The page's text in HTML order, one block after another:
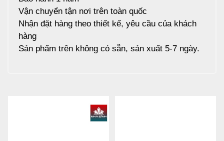
Vận chuyển tận nơi trên toàn quốc
Nhận đặt hàng theo thiết kế, yêu cầu của khách
hàng
Sản phẩm trên không có sẵn, sản xuất 5-7 ngày.